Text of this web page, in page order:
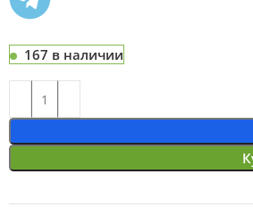
167 в наличии